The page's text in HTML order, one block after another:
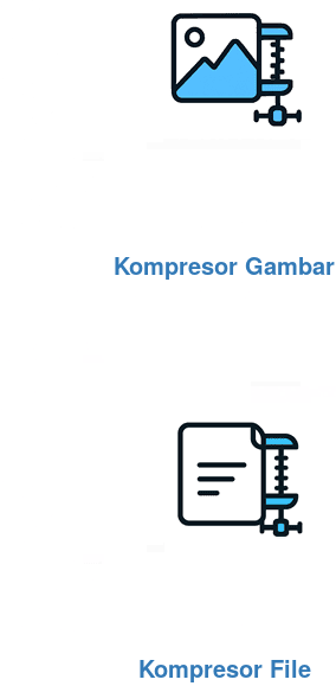
Kompresor Gambar
Kompresor File